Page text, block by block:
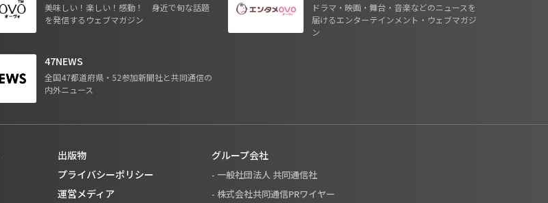
美味しい！楽しい！感動！ 身近で旬な話題
を発信するウェブマガジン
ドラマ・映画・舞台・音楽などのニュースを
届けるエンターテインメント・ウェブマガジ
ン
47NEWS
全国47都道府県・52参加新聞社と共同通信の
内外ニュース
出版物
プライバシーポリシー
運営メディア
グループ会社
- 一般社団法人 共同通信社
- 株式会社共同通信PRワイヤー